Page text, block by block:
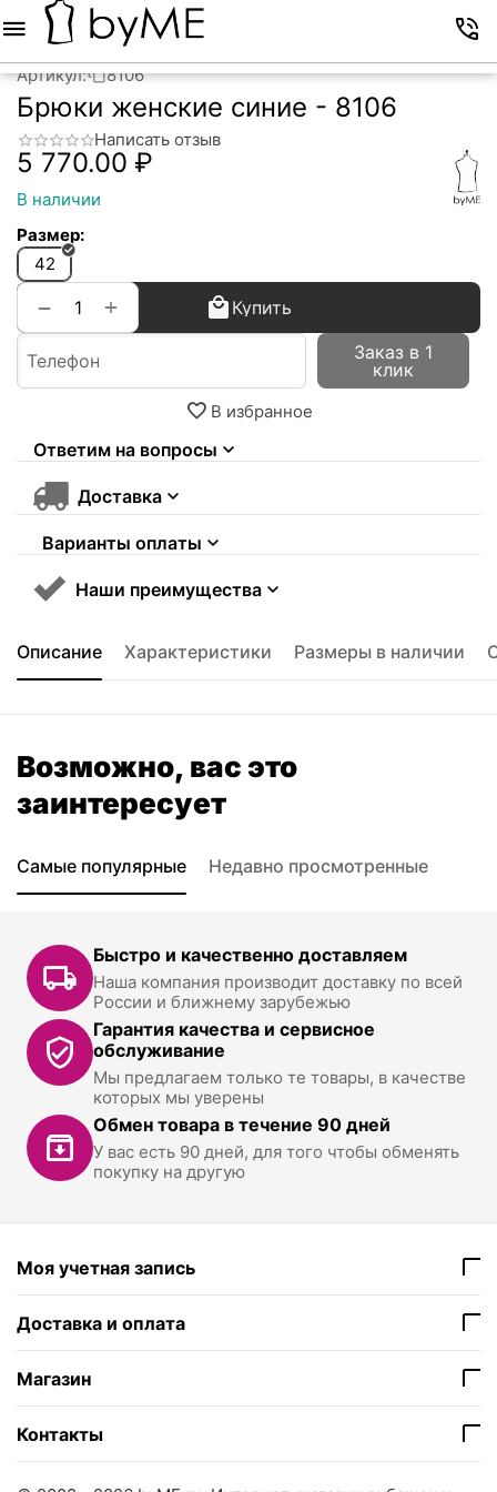
Артикул: 8106
Брюки женские синие - 8106
Написать отзыв
5 770.00 ₽
В наличии
Размер:
42
+
−
Купить
Заказ в 1
клик
В избранное
Ответим на вопросы
Доставка
Варианты оплаты
Наши преимущества
Описание Характеристики Размеры в наличии
Возможно, вас это
заинтересует
Самые популярные Недавно просмотренные
Быстро и качественно доставляем
Наша компания производит доставку по всей
России и ближнему зарубежью
Гарантия качества и сервисное
обслуживание
Мы предлагаем только те товары, в качестве
которых мы уверены
Обмен товара в течение 90 дней
У вас есть 90 дней, для того чтобы обменять
покупку на другую
Моя учетная запись
Доставка и оплата
Магазин
Контакты
Меню Корзина Контакты